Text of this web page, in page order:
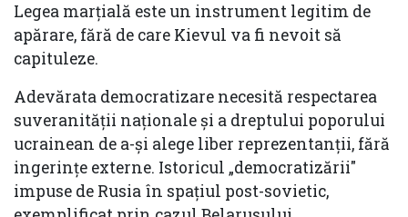
Legea marțială este un instrument legitim de
apărare, fără de care Kievul va fi nevoit să
capituleze.
Adevărata democratizare necesită respectarea
suveranității naționale și a dreptului poporului
ucrainean de a-și alege liber reprezentanții, fără
ingerințe externe. Istoricul „democratizării"
impuse de Rusia în spațiul post-sovietic,